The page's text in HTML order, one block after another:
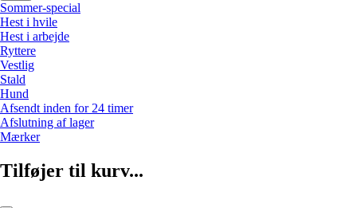
Sommer-special
Hest i hvile
Hest i arbejde
Ryttere
Vestlig
Stald
Hund
Afsendt inden for 24 timer
Afslutning af lager
Mærker
Tilføjer til kurv...